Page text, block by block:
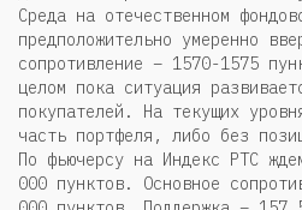
Среда на отечественном
предположительно умеренно
сопротивление – 1570-1575
целом пока ситуация
покупателей. На текущих
часть портфеля, либо без
По фьючерсу на Индекс РТС
000 пунктов. Основное